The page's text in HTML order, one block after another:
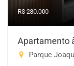
R$ 280.000
Apartamento
Parque